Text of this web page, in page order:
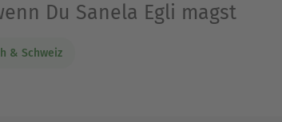
Du Sanela Egli magst
& Schweiz